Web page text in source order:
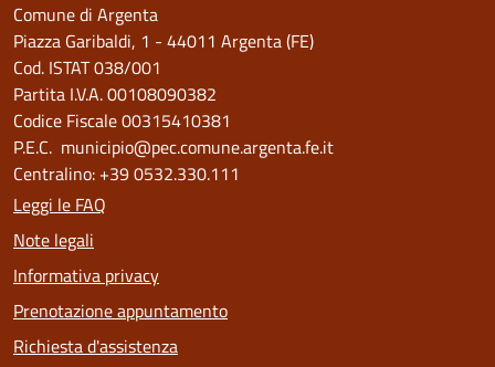
Comune di Argenta
Piazza Garibaldi, 1 - 44011 Argenta (FE)
Cod. ISTAT 038/001
Partita I.V.A. 00108090382
Codice Fiscale 00315410381
P.E.C. municipio@pec.comune.argenta.fe.it
Centralino: +39 0532.330.111
Leggi le FAQ
Note legali
Informativa privacy
Prenotazione appuntamento
Richiesta d'assistenza